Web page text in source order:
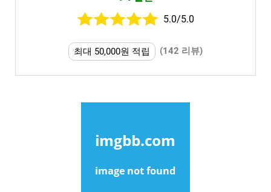
5.0/5.0
최대 50,000원 적립 (142 리뷰)